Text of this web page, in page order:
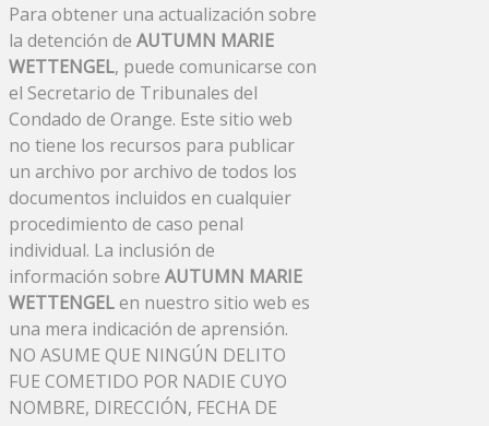
Para obtener una actualización sobre
la detención de AUTUMN MARIE
WETTENGEL, puede comunicarse con
el Secretario de Tribunales del
Condado de Orange. Este sitio web
no tiene los recursos para publicar
un archivo por archivo de todos los
documentos incluidos en cualquier
procedimiento de caso penal
individual. La inclusión de
información sobre AUTUMN MARIE
WETTENGELen nuestro sitio web es
una mera indicación de aprensión.
NO ASUME QUE NINGÚN DELITO
FUE COMETIDO POR NADIE CUYO
NOMBRE, DIRECCIÓN, FECHA DE